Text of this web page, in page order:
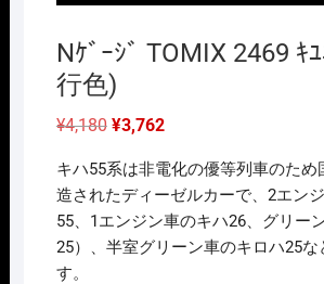
Nｹﾞｰｼﾞ TOMIX 2469 ｷ
行色)
¥4,180 元
価
格
は
¥4,180
で
し
た。
¥3,762現
価
格
は
¥3,762
で
す。
キハ55系は非電化の優等列車のため
造されたディーゼルカーで、2エン
55、1エンジン車のキハ26、グリー
25）、半室グリーン車のキロハ25な
す。